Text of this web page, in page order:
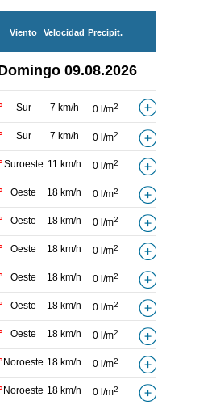
Viento Velocidad Precipit.
09.08.2026
Sur 7 km/h 0 l/m2
Sur 7 km/h 0 l/m2
Suroeste 11 km/h 0 l/m2
Oeste 18 km/h 0 l/m2
Oeste 18 km/h 0 l/m2
Oeste 18 km/h 0 l/m2
Oeste 18 km/h 0 l/m2
Oeste 18 km/h 0 l/m2
Oeste 18 km/h 0 l/m2
Noroeste 18 km/h 0 l/m2
Noroeste 18 km/h 0 l/m2